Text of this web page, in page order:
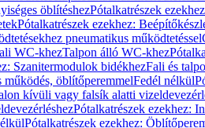
öblítéshezPótalkatrészek
Pótalkatrészek ezekhez:
pneumatikus működtetéssel
WC-khezTalpon álló WC-khez
Szanitermodulok bidékhezFali és
öblítőperemmelFedél nélkül
kívüli vagy falsík alatti
Pótalkatrészek ezekhez:
Pótalkatrészek ezekhez: